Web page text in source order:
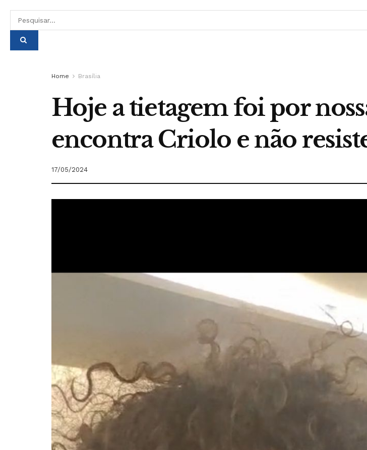
Home Brasília
Hoje a tietagem foi por
encontra Criolo e não
17/05/2024